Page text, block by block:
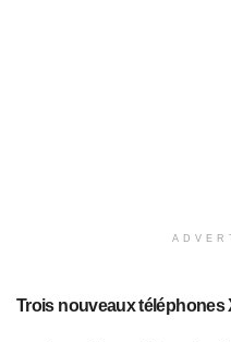
Trois nouveaux téléphones